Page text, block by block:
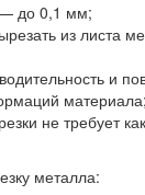
— до 0,1 мм;
из листа
и
материала;
не требует
металла: